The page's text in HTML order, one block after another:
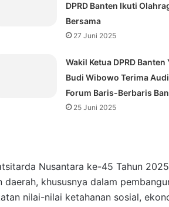
DPRD Banten Ikuti
Bersama
27 Juni 2025
Wakil Ketua DPRD Banten
Budi Wibowo Terima
Forum Baris-Berbaris
25 Juni 2025
Nusantara ke-45 Tahun
khususnya dalam
nilai-nilai ketahanan sosial,